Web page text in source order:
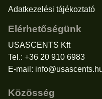
Adatkezelési tájékoztató
Elérhetőségünk
USASCENTS Kft
Tel.: +36 20 910 6983
E-mail:
Közösség